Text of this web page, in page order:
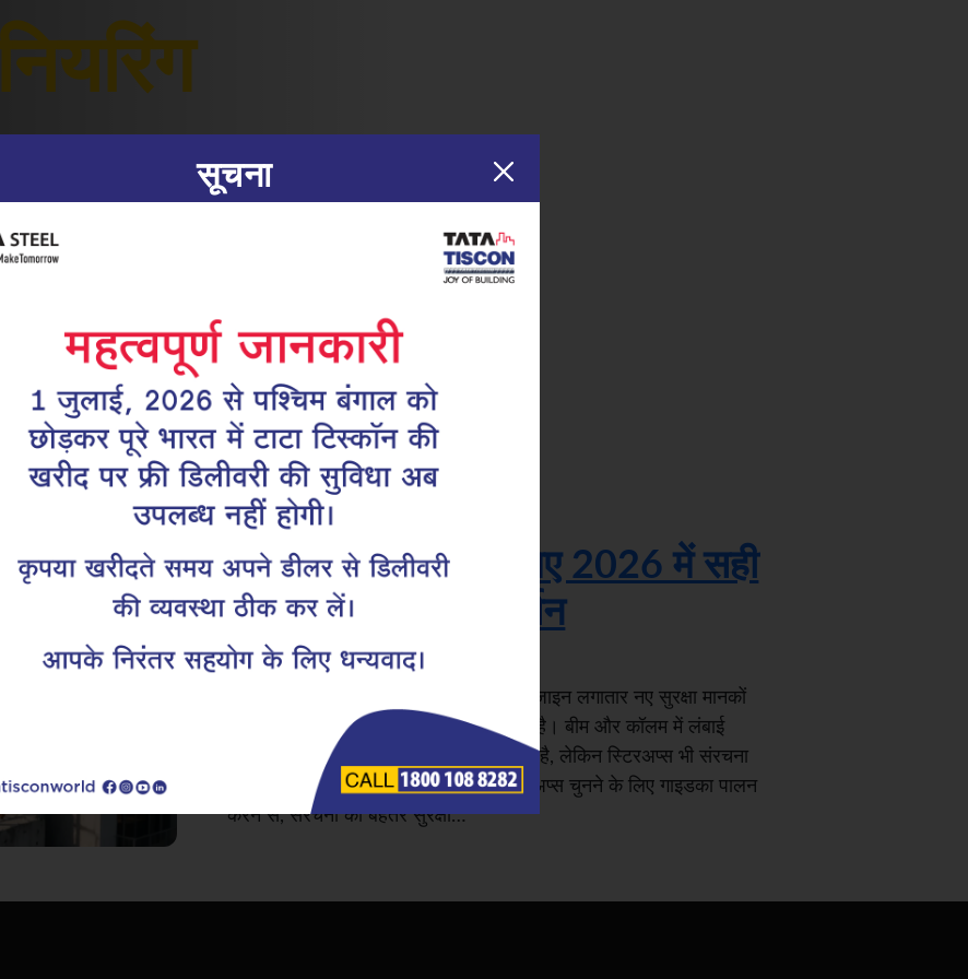
23.12.25|टाटा टिस्कॉन
सिविल इंजीनियर्स के लिए 2026 में सही
स्टिरप चुनने का मार्गदर्शन
आरसीसी (RCC) यानी रीइन्फोर्स्ड कंक्रीट डिजाइन लगातार नए सुरक्षा मानकों
और निर्माण तकनीकों के साथ विकसित हो रहा है। बीम और कॉलम में लंबाई
दिशा के सरियों को अक्सर प्राथमिकता मिलती है, लेकिन स्टिरअप्स भी संरचना
की स्थिरता में उतने ही महत्वपूर्ण होते हैं।स्टिरअप्स चुनने के लिए गाइडका पालन
करने से, संरचना को बेहतर सुरक्षा…
सूचना